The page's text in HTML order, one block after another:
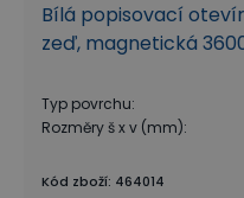
Bílá popisovací
zeď, magnetická
Typ povrchu:
Rozměry š x v (mm):
Kód zboží: 464014